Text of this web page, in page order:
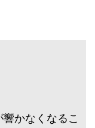
かなくなるこ